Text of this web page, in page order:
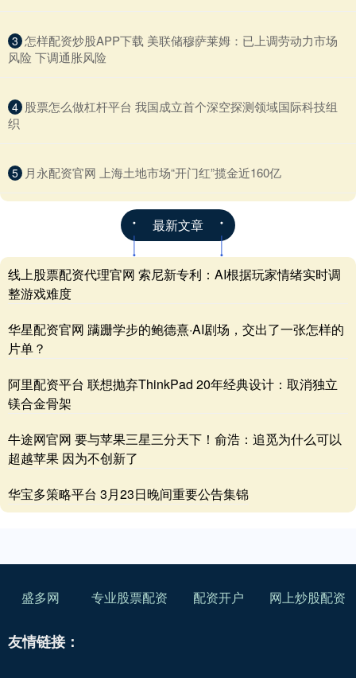
3 ​怎样配资炒股APP下载 美联储穆萨莱姆：已上调劳动力市场
风险 下调通胀风险
4 ​股票怎么做杠杆平台 我国成立首个深空探测领域国际科技组
织
5 ​月永配资官网 上海土地市场“开门红”揽金近160亿
最新文章
线上股票配资代理官网 索尼新专利：AI根据玩家情绪实时调
整游戏难度
华星配资官网 蹒跚学步的鲍德熹·AI剧场，交出了一张怎样的
片单？
阿里配资平台 联想抛弃ThinkPad 20年经典设计：取消独立
镁合金骨架
牛途网官网 要与苹果三星三分天下！俞浩：追觅为什么可以
超越苹果 因为不创新了
华宝多策略平台 3月23日晚间重要公告集锦
盛多网 专业股票配资 配资开户 网上炒股配资
友情链接：